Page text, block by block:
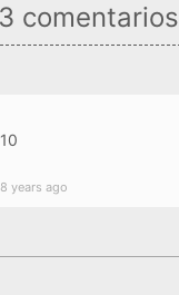
3 comentarios
10
8 years ago